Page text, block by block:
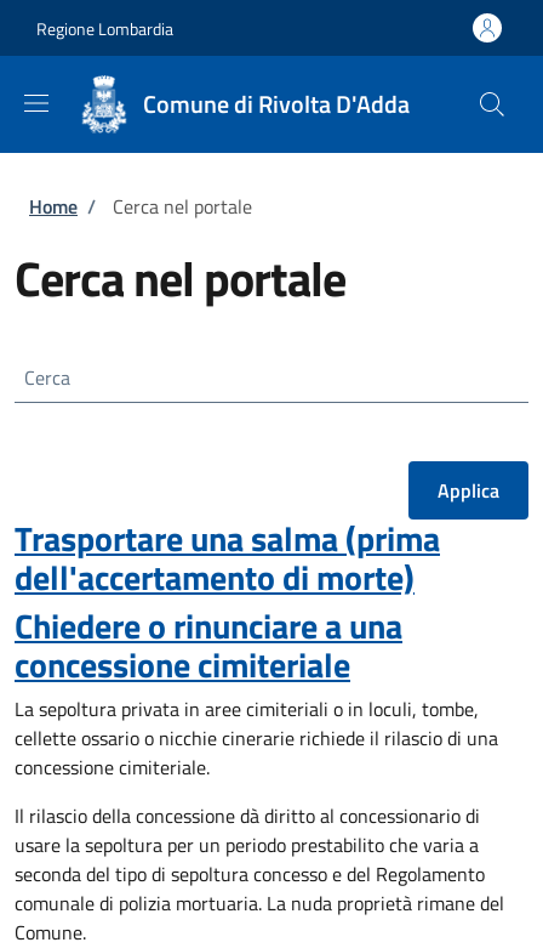
Regione Lombardia
Comune di Rivolta D'Adda
Briciole di pane
Home / Cerca nel portale
Cerca nel portale
Cerca
Trasportare una salma (prima
dell'accertamento di morte)
Chiedere o rinunciare a una
concessione cimiteriale
La sepoltura privata in aree cimiteriali o in loculi, tombe,
cellette ossario o nicchie cinerarie richiede il rilascio di una
concessione cimiteriale.
Il rilascio della concessione dà diritto al concessionario di
usare la sepoltura per un periodo prestabilito che varia a
seconda del tipo di sepoltura concesso e del Regolamento
comunale di polizia mortuaria. La nuda proprietà rimane del
Comune.